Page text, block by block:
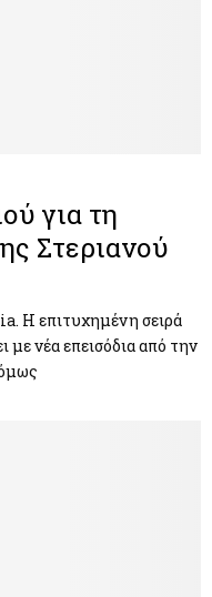
για τη
Στεριανού
Η επιτυχημένη σειρά
με νέα επεισόδια από την